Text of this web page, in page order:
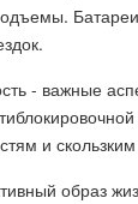
- важные
и
образ